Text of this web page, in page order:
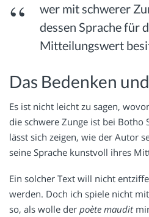
wer mit schwerer
dessen Sprache für
Mitteilungswert
Das Bedenken
Es ist nicht leicht zu sagen,
die schwere Zunge ist bei Botho
lässt sich zeigen, wie der Autor
seine Sprache kunstvoll ihres
Ein solcher Text will nicht
werden. Doch ich spiele nicht
so, als wolle der poète mauditmir